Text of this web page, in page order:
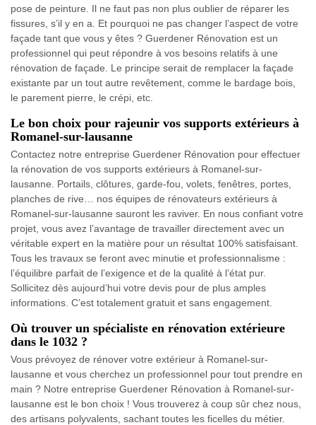
pose de peinture. Il ne faut pas non plus oublier de réparer les
fissures, s’il y en a. Et pourquoi ne pas changer l’aspect de votre
façade tant que vous y êtes ? Guerdener Rénovation est un
professionnel qui peut répondre à vos besoins relatifs à une
rénovation de façade. Le principe serait de remplacer la façade
existante par un tout autre revêtement, comme le bardage bois,
le parement pierre, le crépi, etc.
Le bon choix pour rajeunir vos supports extérieurs à
Romanel-sur-lausanne
Contactez notre entreprise Guerdener Rénovation pour effectuer
la rénovation de vos supports extérieurs à Romanel-sur-
lausanne. Portails, clôtures, garde-fou, volets, fenêtres, portes,
planches de rive… nos équipes de rénovateurs extérieurs à
Romanel-sur-lausanne sauront les raviver. En nous confiant votre
projet, vous avez l’avantage de travailler directement avec un
véritable expert en la matière pour un résultat 100% satisfaisant.
Tous les travaux se feront avec minutie et professionnalisme :
l’équilibre parfait de l’exigence et de la qualité à l’état pur.
Sollicitez dès aujourd’hui votre devis pour de plus amples
informations. C’est totalement gratuit et sans engagement.
Où trouver un spécialiste en rénovation extérieure
dans le 1032 ?
Vous prévoyez de rénover votre extérieur à Romanel-sur-
lausanne et vous cherchez un professionnel pour tout prendre en
main ? Notre entreprise Guerdener Rénovation à Romanel-sur-
lausanne est le bon choix ! Vous trouverez à coup sûr chez nous,
des artisans polyvalents, sachant toutes les ficelles du métier.